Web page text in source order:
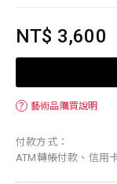
NT$ 3,600
？ 藝術品購買說明
付款方式：
ATM轉帳付款、信用